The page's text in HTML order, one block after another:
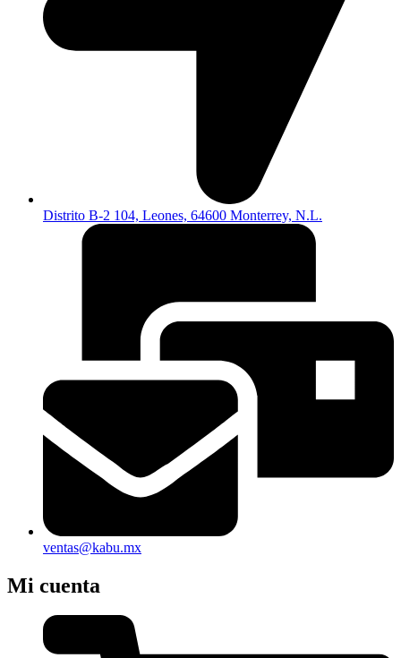
Distrito B-2 104, Leones, 64600 Monterrey, N.L.
ventas@kabu.mx
Mi cuenta